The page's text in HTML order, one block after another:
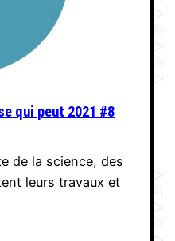
qui peut 2021 #8
de la science, des
leurs travaux et